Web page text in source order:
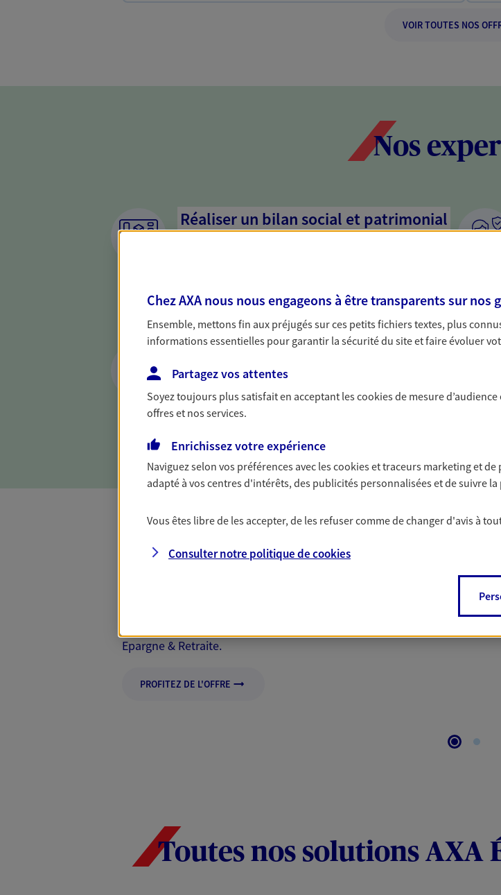
VOIR TOUTES NOS
Nos
Réaliser un bilan social et patrimonial
dresser un bilan complet de votre situation. Une analyse
solide pour vous formuler des conseils cohérents avec vos
besoins.
Préparer et transmettre votre
succession
Préparer au mieux la transmission de votre patrimoine à
votre conjoint, vos enfants et vos proches en respectant vos
Mon Offre Gagnante
Profitez d’une offre de remboursement tout en vous protégeant. Pour
Epargne & Retraite.
PROFITEZ DE L'OFFRE
Toutes nos solutions AXA
Chez AXA nous nous engageons à être transparents sur nos
Ensemble, mettons fin aux préjugés sur ces petits fichiers textes, plus
informations essentielles pour garantir la sécurité du site et faire évoluer
Partagez vos attentes
Soyez toujours plus satisfait en acceptant lescookiesde mesure
offres et nos services.
Enrichissez votre expérience
Naviguez selon vos préférences avec lescookies et traceurs marketing et
adapté à vos centres d'intérêts, des publicités personnalisées et de suivre
Vous êtes libre de les accepter, de les refuser comme de changer d'avis à
Consulter notre politique decookies